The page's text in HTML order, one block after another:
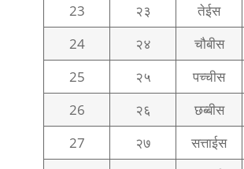
23
२३ तेईस
24
२४ चौबीस
25
२५ पच्चीस
26
२६ छब्बीस
27
२७ सत्ताईस